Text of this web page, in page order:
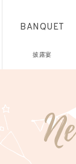
BANQUET
披露宴